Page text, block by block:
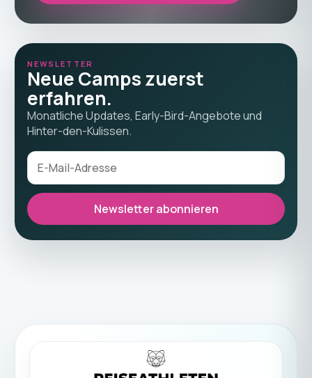
NEWSLETTER
Neue Camps zuerst
erfahren.
Monatliche Updates, Early-Bird-Angebote und
Hinter-den-Kulissen.
Newsletter abonnieren